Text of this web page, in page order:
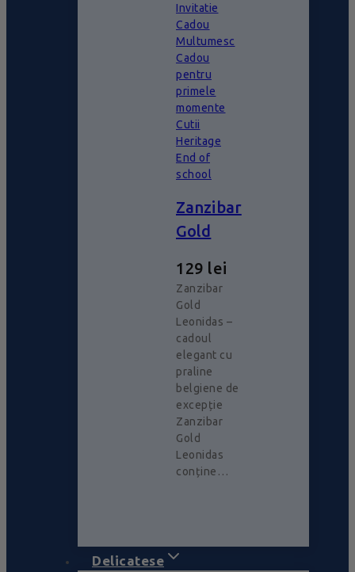
Invitatie
Cadou
Multumesc
Cadou
pentru
primele
momente
Cutii
Heritage
End of
school
Zanzibar
Gold
129 lei
Zanzibar
Gold
Leonidas –
cadoul
elegant cu
praline
belgiene de
excepție
Zanzibar
Gold
Leonidas
conține…
Delicatese